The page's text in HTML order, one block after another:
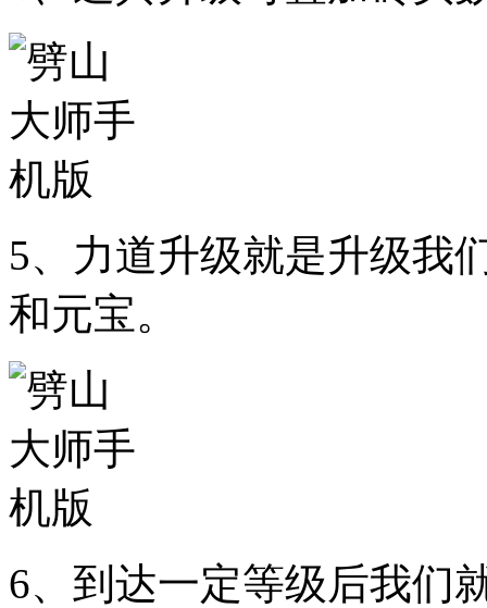
5、力道升级就是升级我
和元宝。
6、到达一定等级后我们